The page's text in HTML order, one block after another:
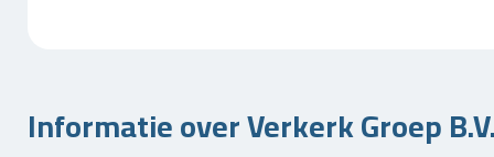
Informatie over Verkerk Groep